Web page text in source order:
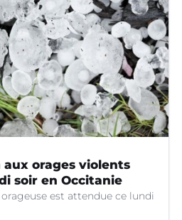
orages violents
soir en Occitanie
est attendue ce lundi